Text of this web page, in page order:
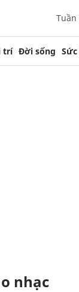
Tuần
trí Đời sống
nhạc